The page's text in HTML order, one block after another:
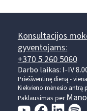
Konsultacijos
gyventojams:
+370 5 260 5060
Darbo laikas: I-IV
Prieššventinę dieną -
Kiekvieno mėnesio antrą
Paklausimas per